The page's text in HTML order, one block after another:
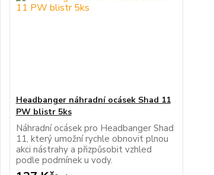
Headbanger náhradní ocásek Shad 11
PW blistr 5ks
Náhradní ocásek pro Headbanger Shad
11, který umožní rychle obnovit plnou
akci nástrahy a přizpůsobit vzhled
podle podmínek u vody.